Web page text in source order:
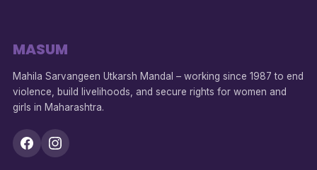
MASUM
Mahila Sarvangeen Utkarsh Mandal – working since 1987 to end
violence, build livelihoods, and secure rights for women and
girls in Maharashtra.